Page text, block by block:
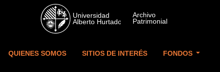
Skip to main content
QUIENES SOMOS SITIOS DE INTERÉS FONDOS